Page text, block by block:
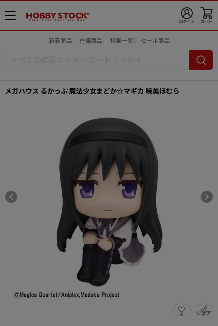
メ
ニ
ログイン カート
新着商品 在庫商品 特集一覧 セール商品
メガハウス るかっぷ 魔法少女まどか☆マギカ 暁美ほむら
2 シェア